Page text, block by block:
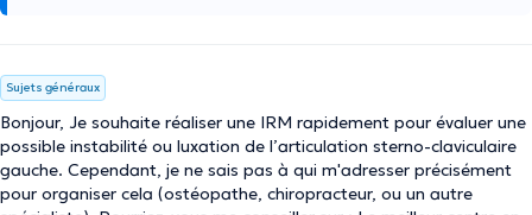
Sujets généraux
Bonjour, Je souhaite réaliser une IRM rapidement pour évaluer une
possible instabilité ou luxation de l’articulation sterno-claviculaire
gauche. Cependant, je ne sais pas à qui m'adresser précisément
pour organiser cela (ostéopathe, chiropracteur, ou un autre